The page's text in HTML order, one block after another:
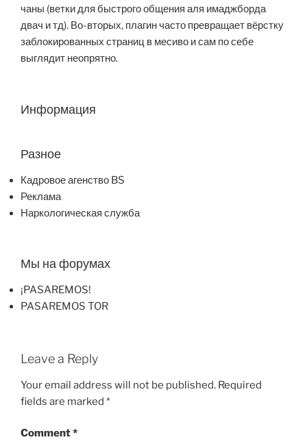
чаны (ветки для быстрого общения аля имаджборда
двач и тд). Во-вторых, плагин часто превращает вёрстку
заблокированных страниц в месиво и сам по себе
выглядит неопрятно.
Информация
Разное
Кадровое агенство BS
Реклама
Наркологическая служба
Мы на форумах
¡PASAREMOS!
PASAREMOS TOR
Leave a Reply
Your email address will not be published. Required
fields are marked *
Comment*